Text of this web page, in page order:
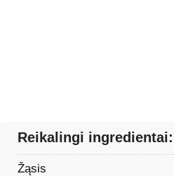
Reikalingi ingredientai:
Žąsis